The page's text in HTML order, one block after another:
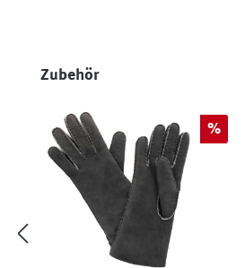
Produktgalerie überspringen
Zubehör
Rabatt
%